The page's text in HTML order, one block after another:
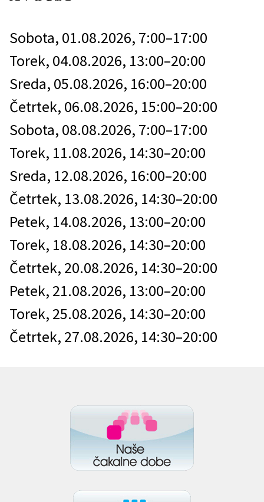
Sobota, 01.08.2026, 7:00–17:00
Torek, 04.08.2026, 13:00–20:00
Sreda, 05.08.2026, 16:00–20:00
Četrtek, 06.08.2026, 15:00–20:00
Sobota, 08.08.2026, 7:00–17:00
Torek, 11.08.2026, 14:30–20:00
Sreda, 12.08.2026, 16:00–20:00
Četrtek, 13.08.2026, 14:30–20:00
Petek, 14.08.2026, 13:00–20:00
Torek, 18.08.2026, 14:30–20:00
Četrtek, 20.08.2026, 14:30–20:00
Petek, 21.08.2026, 13:00–20:00
Torek, 25.08.2026, 14:30–20:00
Četrtek, 27.08.2026, 14:30–20:00